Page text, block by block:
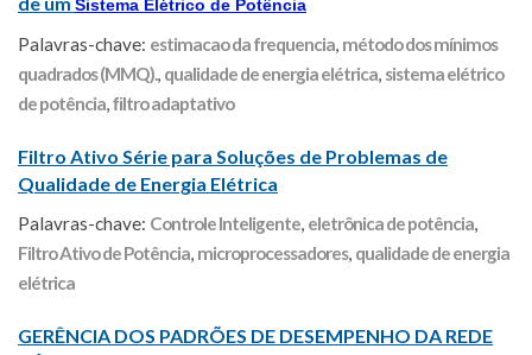
Sistema Elétrico de Potência
Palavras-chave: estimacao da frequencia, método dos mínimos
quadrados (MMQ)., qualidade de energia elétrica, sistema elétrico
de potência,ﬁltro adaptativo
Filtro Ativo Série para Soluções de Problemas de
Qualidade de Energia Elétrica
Palavras-chave: Controle Inteligente, eletrônica de potência,
Filtro Ativo de Potência, microprocessadores, qualidade de energia
elétrica
GERÊNCIA DOS PADRÕES DE DESEMPENHO DA REDE